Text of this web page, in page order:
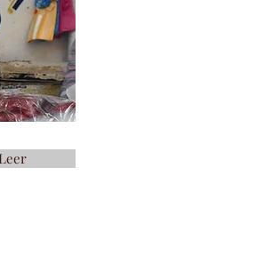
Leer